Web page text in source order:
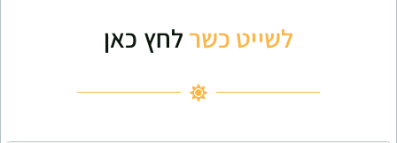
לשייט כשרלחץ כאן